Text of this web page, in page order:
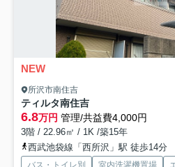
NEW
所沢市南住吉
ティルタ南住吉
6.8万円 管理/共益費4,000円
3階 / 22.96㎡ / 1K /築15年
西武池袋線「西所沢」駅 徒歩14分